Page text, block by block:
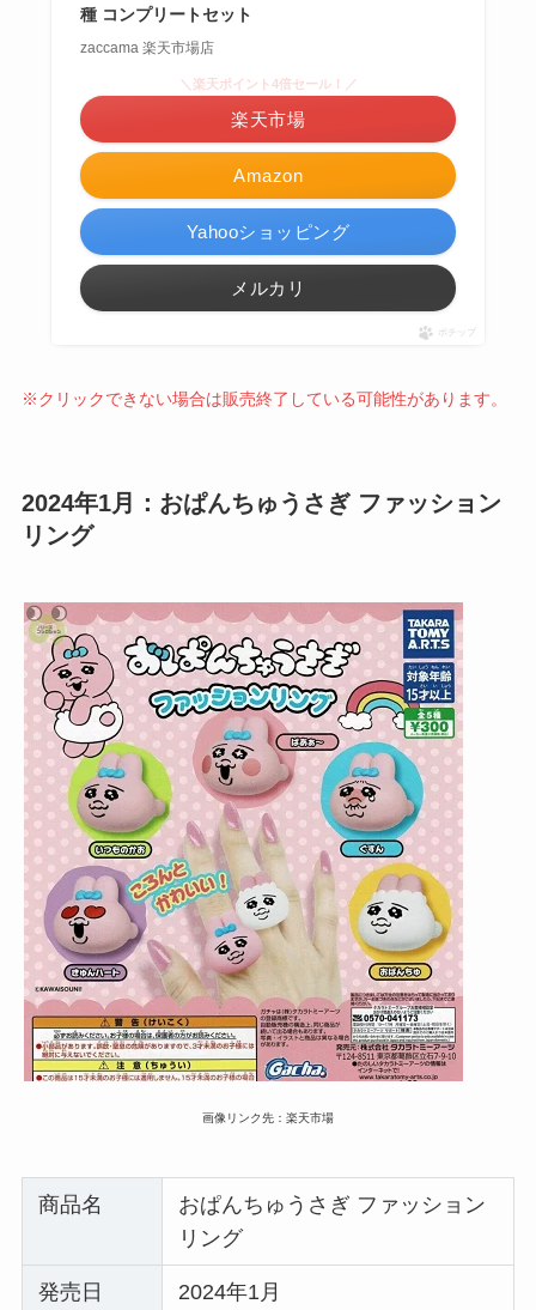
種 コンプリートセット
zaccama 楽天市場店
Amazon
＼楽天ポイント4倍セール！／
楽天市場
Yahooショッピング
メルカリ
ポチップ
※クリックできない場合は販売終了している可能性があります。
2024年1月：おぱんちゅうさぎ ファッション
リング
画像リンク先：楽天市場
商品名
おぱんちゅうさぎ ファッション
リング
発売日 2024年1月